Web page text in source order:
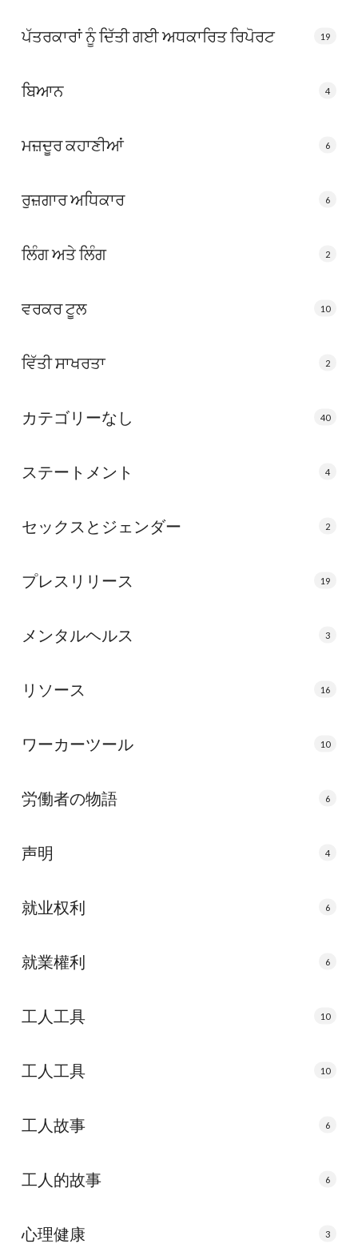
ਪੱਤਰਕਾਰਾਂ ਨੂੰ ਦਿੱਤੀ ਗਈ ਅਧਕਾਰਿਤ ਰਿਪੋਰਟ 19
ਬਿਆਨ 4
ਮਜ਼ਦੂਰ ਕਹਾਣੀਆਂ 6
ਰੁਜ਼ਗਾਰ ਅਧਿਕਾਰ 6
ਲਿੰਗ ਅਤੇ ਲਿੰਗ 2
ਵਰਕਰ ਟੂਲ 10
ਵਿੱਤੀ ਸਾਖਰਤਾ 2
カテゴリーなし 40
ステートメント 4
セックスとジェンダー 2
プレスリリース 19
メンタルヘルス 3
リソース 16
ワーカーツール 10
労働者の物語 6
声明 4
就业权利 6
就業權利 6
工人工具 10
工人工具 10
工人故事 6
工人的故事 6
心理健康 3